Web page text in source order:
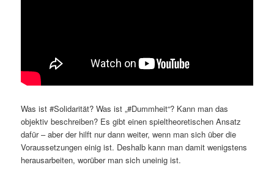
Was ist #Solidarität? Was ist „#Dummheit“? Kann man das
objektiv beschreiben? Es gibt einen spieltheoretischen Ansatz
dafür – aber der hilft nur dann weiter, wenn man sich über die
Voraussetzungen einig ist. Deshalb kann man damit wenigstens
herausarbeiten, worüber man sich uneinig ist.